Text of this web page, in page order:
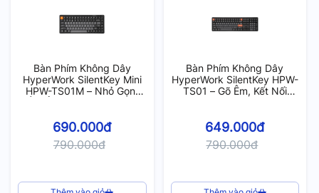
Bàn Phím Không Dây
HyperWork SilentKey Mini
HPW-TS01M – Nhỏ Gọn,
690.000đ
790.000đ
Bàn Phím Không Dây
HyperWork SilentKey HPW-
TS01 – Gõ Êm, Kết Nối
649.000đ
790.000đ